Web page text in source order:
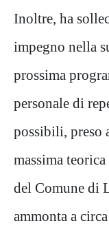
Inoltre, ha
impegno nella
prossima
personale di
possibili, preso
massima
del Comune di
ammonta a